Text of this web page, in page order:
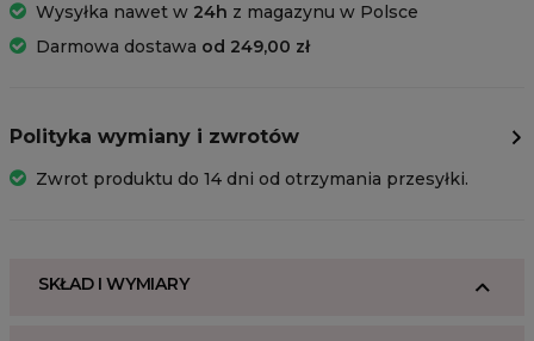
Wysyłka nawet w 24h z magazynu w Polsce
Darmowa dostawa od 249,00 zł
Polityka wymiany i zwrotów
Zwrot produktu do 14 dni od otrzymania przesyłki.
SKŁAD I WYMIARY